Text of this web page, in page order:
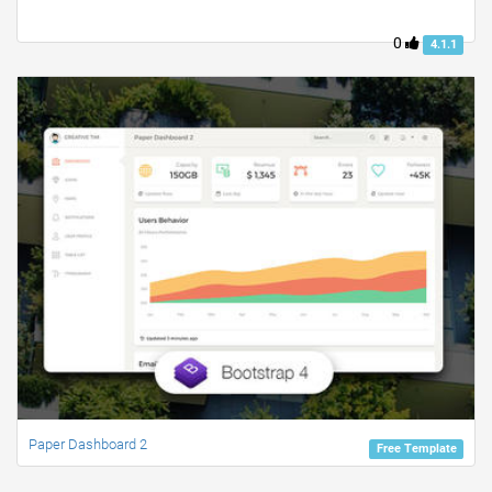
0 4.1.1
Free Template
Paper Dashboard 2